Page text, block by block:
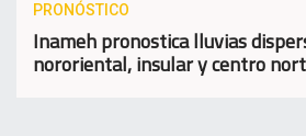
PRONÓSTICO
Inameh pronostica lluvias
nororiental, insular y centro